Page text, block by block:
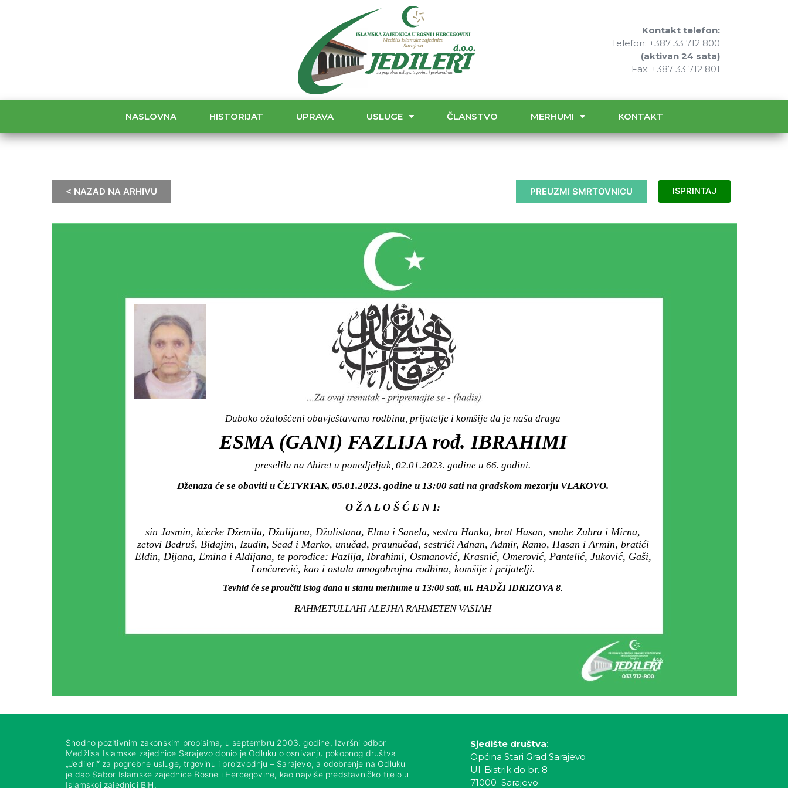
Kontakt telefon:
Telefon: +387 33 712 800
(aktivan 24 sata)
Fax: +387 33 712 801
NASLOVNA HISTORIJAT UPRAVA USLUGE ČLANSTVO MERHUMI KONTAKT
< NAZAD NA ARHIVU PREUZMI SMRTOVNICU ISPRINTAJ
Duboko ožalošćeni obavještavamo rodbinu, prijatelje i komšije da je naša draga
ESMA (GANI) FAZLIJA rođ. IBRAHIMI
preselila na Ahiret u ponedjeljak, 02.01.2023. godine u 66. godini.
Dženaza će se obaviti u ČETVRTAK, 05.01.2023. godine u 13:00 sati na gradskom mezarju VLAKOVO.
O Ž A L O Š Ć E N I:
sin Jasmin, kćerke Džemila, Džulijana, Džulistana, Elma i Sanela, sestra Hanka, brat Hasan, snahe Zuhra i Mirna,
zetovi Bedruš, Bidajim, Izudin, Sead i Marko, unučad, praunučad, sestrići Adnan, Admir, Ramo, Hasan i Armin, bratići
Eldin, Dijana, Emina i Aldijana, te porodice: Fazlija, Ibrahimi, Osmanović, Krasnić, Omerović, Pantelić, Juković, Gaši,
Lončarević, kao i ostala mnogobrojna rodbina, komšije i prijatelji.
Tevhid će se proučiti istog dana u stanu merhume u 13:00 sati, ul. HADŽI IDRIZOVA 8.
RAHMETULLAHI ALEJHA RAHMETEN VASIAH
Shodno pozitivnim zakonskim propisima, u septembru 2003. godine, Izvršni odbor
Medžlisa Islamske zajednice Sarajevo donio je Odluku o osnivanju pokopnog društva
„Jedileri“ za pogrebne usluge, trgovinu i proizvodnju – Sarajevo, a odobrenje na Odluku
je dao Sabor Islamske zajednice Bosne i Hercegovine, kao najviše predstavničko tijelo u
Islamskoj zajednici BiH.
Sjedište društva:
Općina Stari Grad Sarajevo
Ul. Bistrik do br. 8
71000 Sarajevo